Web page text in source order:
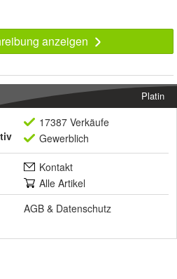
anzeigen
Platin
17387 Verkäufe
Gewerblich
Kontakt
Alle Artikel
AGB & Datenschutz